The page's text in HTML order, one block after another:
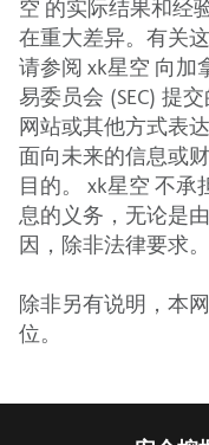
在重大差异。有关
请参阅 xk星空 向
易委员会 (SEC) 提
网站或其他方式表
面向未来的信息或
目的。 xk星空 不
息的义务，无论是
因，除非法律要求。
除非另有说明，本
位。